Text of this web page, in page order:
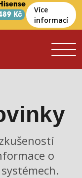
o
Kč
Více
informací